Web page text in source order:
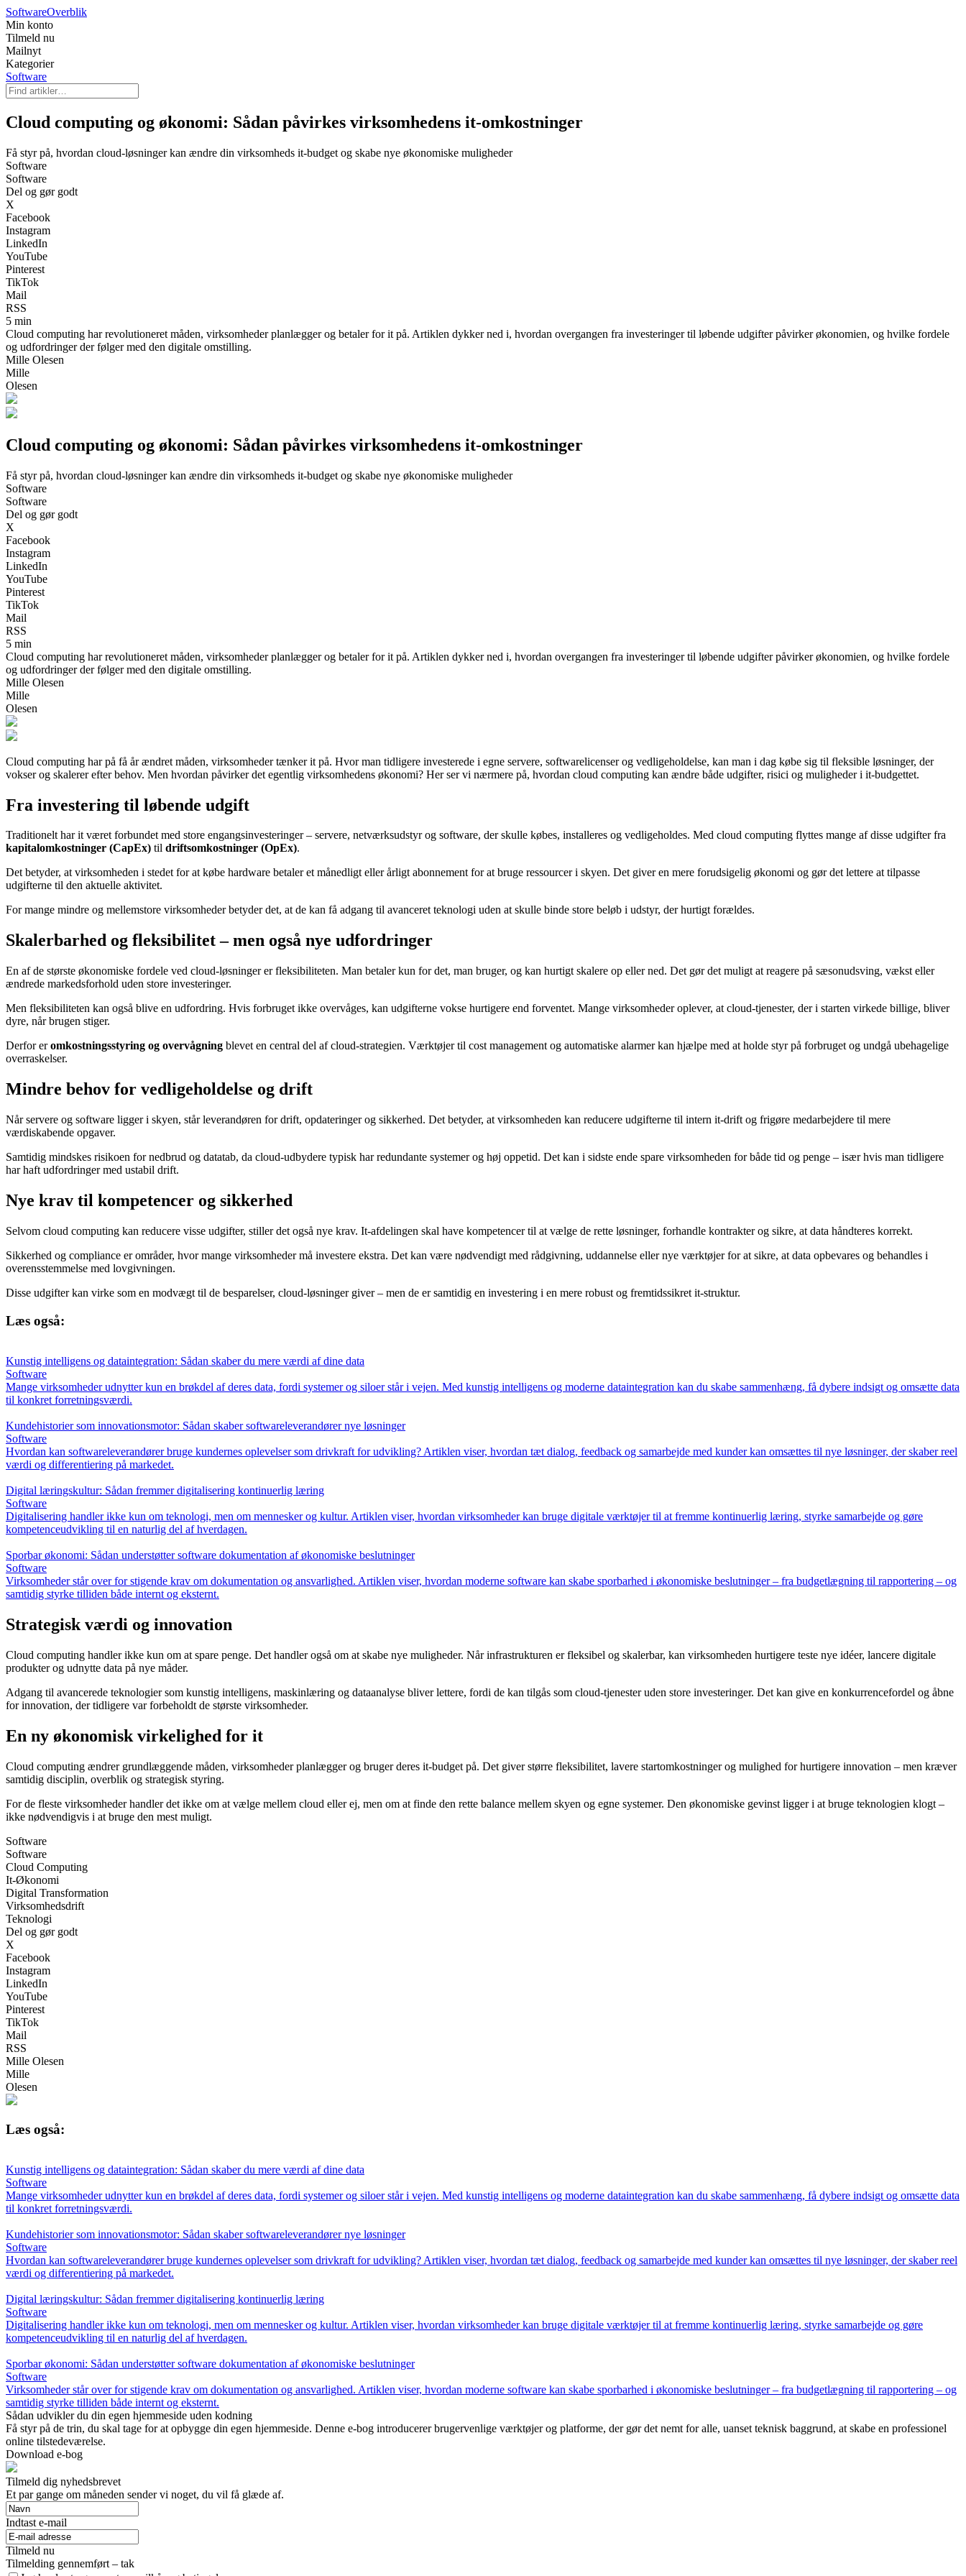
SoftwareOverblik
Min konto
Tilmeld nu
Mailnyt
Kategorier
Software
Cloud computing og økonomi: Sådan påvirkes virksomhedens it-omkostninger
Få styr på, hvordan cloud-løsninger kan ændre din virksomheds it-budget og skabe nye økonomiske muligheder
Software
Software
Del og gør godt
X
Facebook
Instagram
LinkedIn
YouTube
Pinterest
TikTok
Mail
RSS
5 min
Cloud computing har revolutioneret måden, virksomheder planlægger og betaler for it på. Artiklen dykker ned i, hvordan overgangen fra investeringer til løbende udgifter påvirker økonomien, og hvilke fordele
og udfordringer der følger med den digitale omstilling.
Mille Olesen
Mille
Olesen
Cloud computing og økonomi: Sådan påvirkes virksomhedens it-omkostninger
Få styr på, hvordan cloud-løsninger kan ændre din virksomheds it-budget og skabe nye økonomiske muligheder
Software
Software
Del og gør godt
X
Facebook
Instagram
LinkedIn
YouTube
Pinterest
TikTok
Mail
RSS
5 min
Cloud computing har revolutioneret måden, virksomheder planlægger og betaler for it på. Artiklen dykker ned i, hvordan overgangen fra investeringer til løbende udgifter påvirker økonomien, og hvilke fordele
og udfordringer der følger med den digitale omstilling.
Mille Olesen
Mille
Olesen
Cloud computing har på få år ændret måden, virksomheder tænker it på. Hvor man tidligere investerede i egne servere, softwarelicenser og vedligeholdelse, kan man i dag købe sig til fleksible løsninger, der
vokser og skalerer efter behov. Men hvordan påvirker det egentlig virksomhedens økonomi? Her ser vi nærmere på, hvordan cloud computing kan ændre både udgifter, risici og muligheder i it-budgettet.
Fra investering til løbende udgift
Traditionelt har it været forbundet med store engangsinvesteringer – servere, netværksudstyr og software, der skulle købes, installeres og vedligeholdes. Med cloud computing flyttes mange af disse udgifter fra
kapitalomkostninger (CapEx) til driftsomkostninger (OpEx).
Det betyder, at virksomheden i stedet for at købe hardware betaler et månedligt eller årligt abonnement for at bruge ressourcer i skyen. Det giver en mere forudsigelig økonomi og gør det lettere at tilpasse
udgifterne til den aktuelle aktivitet.
For mange mindre og mellemstore virksomheder betyder det, at de kan få adgang til avanceret teknologi uden at skulle binde store beløb i udstyr, der hurtigt forældes.
Skalerbarhed og fleksibilitet – men også nye udfordringer
En af de største økonomiske fordele ved cloud-løsninger er fleksibiliteten. Man betaler kun for det, man bruger, og kan hurtigt skalere op eller ned. Det gør det muligt at reagere på sæsonudsving, vækst eller
ændrede markedsforhold uden store investeringer.
Men fleksibiliteten kan også blive en udfordring. Hvis forbruget ikke overvåges, kan udgifterne vokse hurtigere end forventet. Mange virksomheder oplever, at cloud-tjenester, der i starten virkede billige, bliver
dyre, når brugen stiger.
Derfor eromkostningsstyring og overvågning blevet en central del af cloud-strategien. Værktøjer til cost management og automatiske alarmer kan hjælpe med at holde styr på forbruget og undgå ubehagelige
overraskelser.
Mindre behov for vedligeholdelse og drift
Når servere og software ligger i skyen, står leverandøren for drift, opdateringer og sikkerhed. Det betyder, at virksomheden kan reducere udgifterne til intern it-drift og frigøre medarbejdere til mere
værdiskabende opgaver.
Samtidig mindskes risikoen for nedbrud og datatab, da cloud-udbydere typisk har redundante systemer og høj oppetid. Det kan i sidste ende spare virksomheden for både tid og penge – især hvis man tidligere
har haft udfordringer med ustabil drift.
Nye krav til kompetencer og sikkerhed
Selvom cloud computing kan reducere visse udgifter, stiller det også nye krav. It-afdelingen skal have kompetencer til at vælge de rette løsninger, forhandle kontrakter og sikre, at data håndteres korrekt.
Sikkerhed og compliance er områder, hvor mange virksomheder må investere ekstra. Det kan være nødvendigt med rådgivning, uddannelse eller nye værktøjer for at sikre, at data opbevares og behandles i
overensstemmelse med lovgivningen.
Disse udgifter kan virke som en modvægt til de besparelser, cloud-løsninger giver – men de er samtidig en investering i en mere robust og fremtidssikret it-struktur.
Læs også:
Kunstig intelligens og dataintegration: Sådan skaber du mere værdi af dine data
Software
Mange virksomheder udnytter kun en brøkdel af deres data, fordi systemer og siloer står i vejen. Med kunstig intelligens og moderne dataintegration kan du skabe sammenhæng, få dybere indsigt og omsætte data
til konkret forretningsværdi.
Kundehistorier som innovationsmotor: Sådan skaber softwareleverandører nye løsninger
Software
Hvordan kan softwareleverandører bruge kundernes oplevelser som drivkraft for udvikling? Artiklen viser, hvordan tæt dialog, feedback og samarbejde med kunder kan omsættes til nye løsninger, der skaber reel
værdi og differentiering på markedet.
Digital læringskultur: Sådan fremmer digitalisering kontinuerlig læring
Software
Digitalisering handler ikke kun om teknologi, men om mennesker og kultur. Artiklen viser, hvordan virksomheder kan bruge digitale værktøjer til at fremme kontinuerlig læring, styrke samarbejde og gøre
kompetenceudvikling til en naturlig del af hverdagen.
Sporbar økonomi: Sådan understøtter software dokumentation af økonomiske beslutninger
Software
Virksomheder står over for stigende krav om dokumentation og ansvarlighed. Artiklen viser, hvordan moderne software kan skabe sporbarhed i økonomiske beslutninger – fra budgetlægning til rapportering – og
samtidig styrke tilliden både internt og eksternt.
Strategisk værdi og innovation
Cloud computing handler ikke kun om at spare penge. Det handler også om at skabe nye muligheder. Når infrastrukturen er fleksibel og skalerbar, kan virksomheden hurtigere teste nye idéer, lancere digitale
produkter og udnytte data på nye måder.
Adgang til avancerede teknologier som kunstig intelligens, maskinlæring og dataanalyse bliver lettere, fordi de kan tilgås som cloud-tjenester uden store investeringer. Det kan give en konkurrencefordel og åbne
for innovation, der tidligere var forbeholdt de største virksomheder.
En ny økonomisk virkelighed for it
Cloud computing ændrer grundlæggende måden, virksomheder planlægger og bruger deres it-budget på. Det giver større fleksibilitet, lavere startomkostninger og mulighed for hurtigere innovation – men kræver
samtidig disciplin, overblik og strategisk styring.
For de fleste virksomheder handler det ikke om at vælge mellem cloud eller ej, men om at finde den rette balance mellem skyen og egne systemer. Den økonomiske gevinst ligger i at bruge teknologien klogt –
ikke nødvendigvis i at bruge den mest muligt.
Software
Software
Cloud Computing
It-Økonomi
Digital Transformation
Virksomhedsdrift
Teknologi
Del og gør godt
X
Facebook
Instagram
LinkedIn
YouTube
Pinterest
TikTok
Mail
RSS
Mille Olesen
Mille
Olesen
Læs også:
Kunstig intelligens og dataintegration: Sådan skaber du mere værdi af dine data
Software
Mange virksomheder udnytter kun en brøkdel af deres data, fordi systemer og siloer står i vejen. Med kunstig intelligens og moderne dataintegration kan du skabe sammenhæng, få dybere indsigt og omsætte data
til konkret forretningsværdi.
Kundehistorier som innovationsmotor: Sådan skaber softwareleverandører nye løsninger
Software
Hvordan kan softwareleverandører bruge kundernes oplevelser som drivkraft for udvikling? Artiklen viser, hvordan tæt dialog, feedback og samarbejde med kunder kan omsættes til nye løsninger, der skaber reel
værdi og differentiering på markedet.
Digital læringskultur: Sådan fremmer digitalisering kontinuerlig læring
Software
Digitalisering handler ikke kun om teknologi, men om mennesker og kultur. Artiklen viser, hvordan virksomheder kan bruge digitale værktøjer til at fremme kontinuerlig læring, styrke samarbejde og gøre
kompetenceudvikling til en naturlig del af hverdagen.
Sporbar økonomi: Sådan understøtter software dokumentation af økonomiske beslutninger
Software
Virksomheder står over for stigende krav om dokumentation og ansvarlighed. Artiklen viser, hvordan moderne software kan skabe sporbarhed i økonomiske beslutninger – fra budgetlægning til rapportering – og
samtidig styrke tilliden både internt og eksternt.
Sådan udvikler du din egen hjemmeside uden kodning
Få styr på de trin, du skal tage for at opbygge din egen hjemmeside. Denne e-bog introducerer brugervenlige værktøjer og platforme, der gør det nemt for alle, uanset teknisk baggrund, at skabe en professionel
online tilstedeværelse.
Download e-bog
Tilmeld dig nyhedsbrevet
Et par gange om måneden sender vi noget, du vil få glæde af.
Indtast e-mail
Tilmeld nu
Tilmelding gennemført – tak